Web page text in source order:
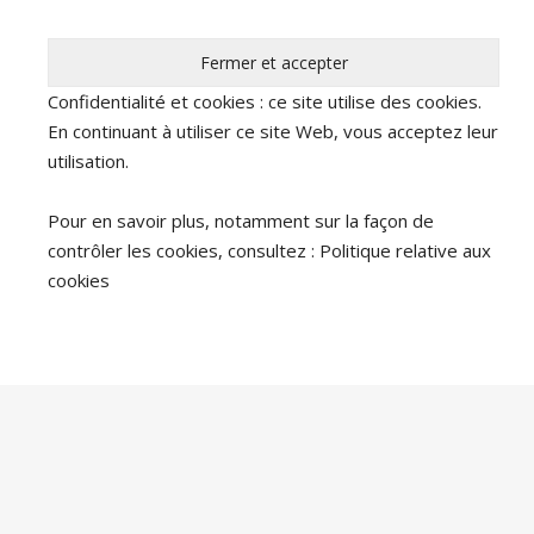
Confidentialité et cookies : ce site utilise des cookies.
En continuant à utiliser ce site Web, vous acceptez leur
utilisation.
Pour en savoir plus, notamment sur la façon de
contrôler les cookies, consultez : Politique relative aux
cookies